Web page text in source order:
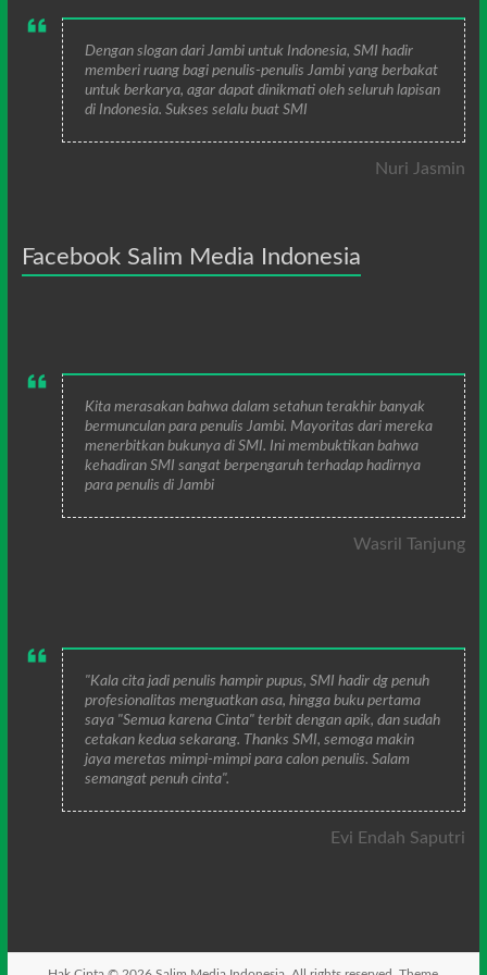
Dengan slogan dari Jambi untuk Indonesia, SMI hadir
memberi ruang bagi penulis-penulis Jambi yang berbakat
untuk berkarya, agar dapat dinikmati oleh seluruh lapisan
di Indonesia. Sukses selalu buat SMI
Nuri Jasmin
Facebook Salim Media Indonesia
Kita merasakan bahwa dalam setahun terakhir banyak
bermunculan para penulis Jambi. Mayoritas dari mereka
menerbitkan bukunya di SMI. Ini membuktikan bahwa
kehadiran SMI sangat berpengaruh terhadap hadirnya
para penulis di Jambi
Wasril Tanjung
"Kala cita jadi penulis hampir pupus, SMI hadir dg penuh
profesionalitas menguatkan asa, hingga buku pertama
saya "Semua karena Cinta" terbit dengan apik, dan sudah
cetakan kedua sekarang. Thanks SMI, semoga makin
jaya meretas mimpi-mimpi para calon penulis. Salam
semangat penuh cinta".
Evi Endah Saputri